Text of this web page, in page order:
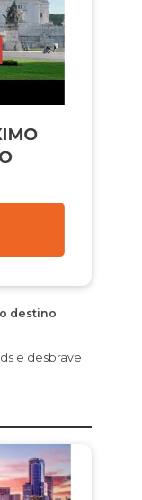
destino
e desbrave